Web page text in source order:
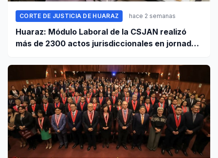
CORTE DE JUSTICIA DE HUARAZ hace 2 semanas
Huaraz: Módulo Laboral de la CSJAN realizó
más de 2300 actos jurisdiccionales en jornada